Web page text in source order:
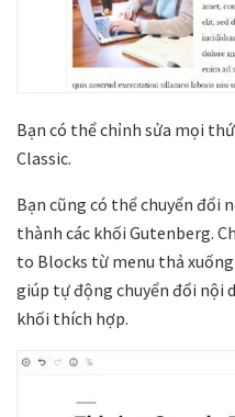
Bạn có thể chỉnh sửa mọi
Classic.
Bạn cũng có thể chuyển đổi
thành các khối Gutenberg.
to Blocks từ menu thả
giúp tự động chuyển đổi nội
khối thích hợp.